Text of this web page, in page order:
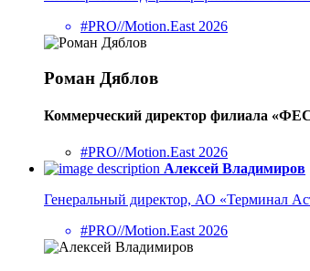
#PRO//Motion.East 2026
Роман Дяблов
Коммерческий директор филиала
#PRO//Motion.East 2026
Алексей Владимиров
Генеральный директор, АО «Терминал
#PRO//Motion.East 2026